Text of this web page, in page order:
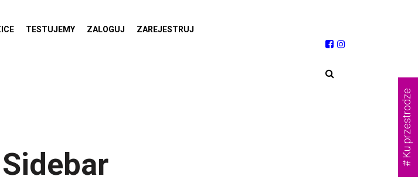
TESTUJEMY ZALOGUJ ZAREJESTRUJ
# Ku przestrodze